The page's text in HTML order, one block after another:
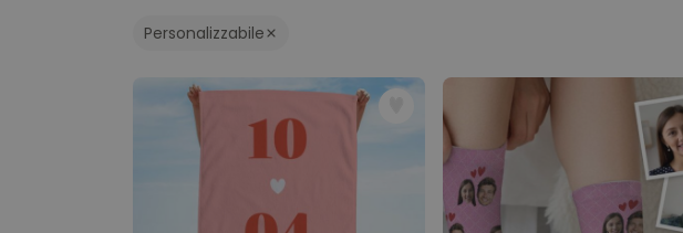
sprizzare scintille d'amore. Quest'annodillo con Troppotogo
Personalizzabile